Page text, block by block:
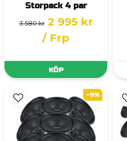
Storpack 4 par
3 580 kr 2 995 kr
/ Frp
KÖP
-9%